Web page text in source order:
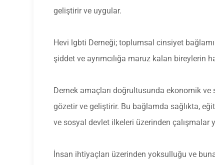
geliştirir ve uygular.
Hevi lgbti Derneği; toplumsal cinsiyet
şiddet ve ayrımcılığa maruz kalan bireylerin
Dernek amaçları doğrultusunda ekonomik ve
gözetir ve geliştirir. Bu bağlamda sağlıkta,
ve sosyal devlet ilkeleri üzerinden çalışmalar
İnsan ihtiyaçları üzerinden yoksulluğu ve